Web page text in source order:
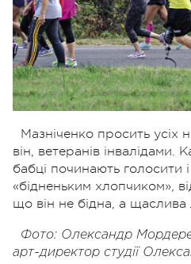
Мазніченко просить усіх
він, ветеранів
бабці починають голосити
«бідненьким хлопчиком»,
що він не бідна, а
Фото: Олександр
арт-директор студії